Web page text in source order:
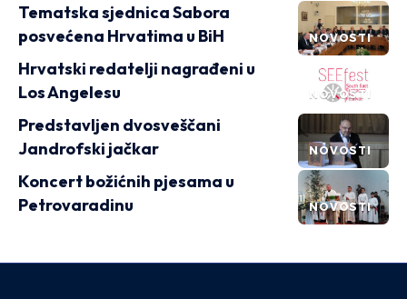
NOVOSTI
Tematska sjednica Sabora
posvećena Hrvatima u BiH
NOVOSTI
Hrvatski redatelji nagrađeni u
Los Angelesu
NOVOSTI
Predstavljen dvosveščani
Jandrofski jačkar
NOVOSTI
Koncert božićnih pjesama u
Petrovaradinu